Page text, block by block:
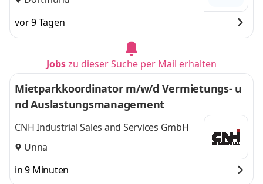
vor 9 Tagen
Jobszu dieser Suche per Mail erhalten
Mietparkkoordinator m/w/d Vermietungs- u
nd Auslastungsmanagement
CNH Industrial Sales and Services GmbH
Unna
in 9 Minuten